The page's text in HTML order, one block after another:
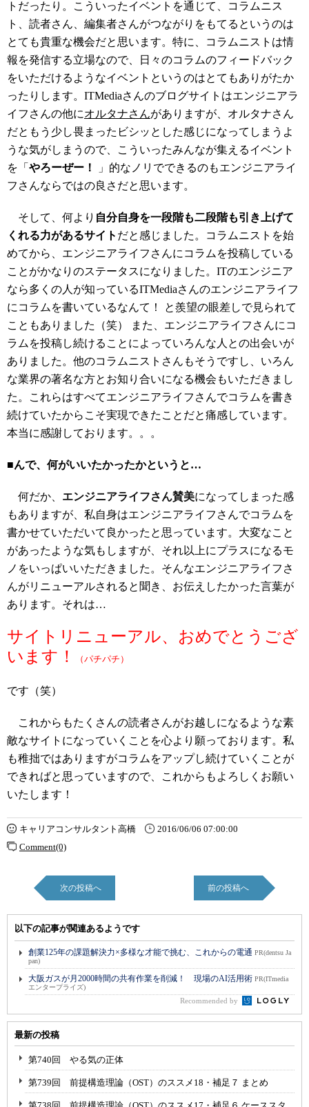
トだったり。こういったイベントを通じて、コラムニス
ト、読者さん、編集者さんがつながりをもてるというのは
とても貴重な機会だと思います。特に、コラムニストは情
報を発信する立場なので、日々のコラムのフィードバック
をいただけるようなイベントというのはとてもありがたか
ったりします。ITMediaさんのブログサイトはエンジニアラ
イフさんの他にオルタナさんがありますが、オルタナさん
だともう少し畏まったビシッとした感じになってしまうよ
うな気がしまうので、こういったみんなが集えるイベント
を「 やろーぜー！
」的なノリでできるのもエンジニアライ
フさんならではの良さだと思います。
そして、何より 自分自身を一段階も二段階も引き上げて
くれる力があるサイト だと感じました。コラムニストを始
めてから、エンジニアライフさんにコラムを投稿している
ことがかなりのステータスになりました。ITのエンジニア
なら多くの人が知っているITMediaさんのエンジニアライフ
にコラムを書いているなんて！ と羨望の眼差しで見られて
こともありました（笑） また、エンジニアライフさんにコ
ラムを投稿し続けることによっていろんな人との出会いが
ありました。他のコラムニストさんもそうですし、いろん
な業界の著名な方とお知り合いになる機会もいただきまし
た。これらはすべてエンジニアライフさんでコラムを書き
続けていたからこそ実現できたことだと痛感しています。
本当に感謝しております。。。
■んで、何がいいたかったかというと…
何だか、 エンジニアライフさん賛美になってしまった感
もありますが、私自身はエンジニアライフさんでコラムを
書かせていただいて良かったと思っています。大変なこと
があったような気もしますが、それ以上にプラスになるモ
ノをいっぱいいただきました。そんなエンジニアライフさ
んがリニューアルされると聞き、お伝えしたかった言葉が
あります。それは…
サイトリニューアル、おめでとうござ
います！
（パチパチ）
です（笑）
これからもたくさんの読者さんがお越しになるような素
敵なサイトになっていくことを心より願っております。私
も稚拙ではありますがコラムをアップし続けていくことが
できればと思っていますので、これからもよろしくお願い
いたします！
キャリアコンサルタント高橋
2016/06/06 07:00:00
Comment(0)
次の投稿へ 前の投稿へ
以下の記事が関連あるようです
創業125年の課題解決力×多様な才能で挑む、これからの電通 PR(dentsu Ja
pan)
大阪ガスが月2000時間の共有作業を削減！ 現場のAI活用術 PR(ITmedia
エンタープライズ)
Recommended by
最新の投稿
第740回 やる気の正体
第739回 前提構造理論（OST）のススメ18・補足７ まとめ